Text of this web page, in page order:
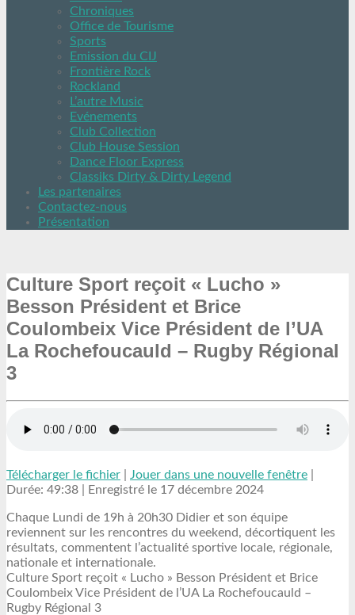
Chroniques
Office de Tourisme
Sports
Emission du CIJ
Frontière Rock
Rockland
L’autre Music
Evénements
Club Collection
Club House Session
Dance Floor Express
Classiks Dirty & Dirty Legend
Les partenaires
Contactez-nous
Présentation
Culture Sport reçoit « Lucho »
Besson Président et Brice
Coulombeix Vice Président de l’UA
La Rochefoucauld – Rugby Régional
3
Télécharger le fichier Jouer dans une nouvelle fenêtre
Durée: 49:38
Enregistré le 17 décembre 2024
Chaque Lundi de 19h à 20h30 Didier et son équipe
reviennent sur les rencontres du weekend, décortiquent les
résultats, commentent l’actualité sportive locale, régionale,
nationale et internationale.
Culture Sport reçoit « Lucho » Besson Président et Brice
Coulombeix Vice Président de l’UA La Rochefoucauld –
Rugby Régional 3